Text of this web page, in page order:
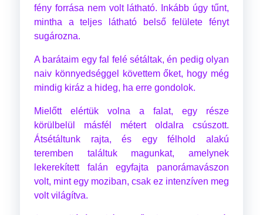
fény forrása nem volt látható. Inkább úgy tűnt,
mintha a teljes látható belső felülete fényt
sugározna.
A barátaim egy fal felé sétáltak, én pedig olyan
naiv könnyedséggel követtem őket, hogy még
mindig kiráz a hideg, ha erre gondolok.
Mielőtt elértük volna a falat, egy része
körülbelül másfél métert oldalra csúszott.
Átsétáltunk rajta, és egy félhold alakú
teremben találtuk magunkat, amelynek
lekerekített falán egyfajta panorámavászon
volt, mint egy moziban, csak ez intenzíven meg
volt világítva.